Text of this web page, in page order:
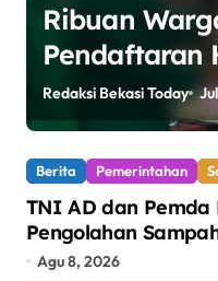
Ribuan
Pendaftaran
Dukungan
“Lanjutkan!”
Redaksi Bekasi Today
Berita Pemerintahan
TNI AD dan Pemda
Pengolahan
Teknologi Pirolisis
Agu 8, 2026